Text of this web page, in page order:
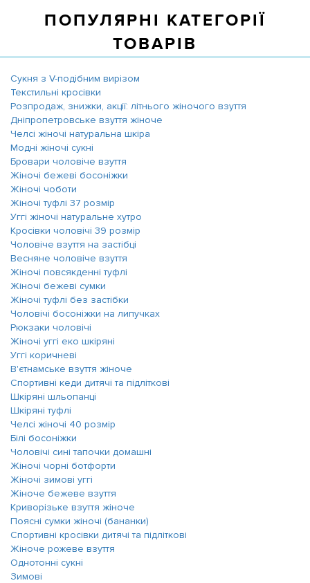
ПОПУЛЯРНІ КАТЕГОРІЇ
ТОВАРІВ
Сукня з V-подібним вирізом
Текстильні кросівки
Розпродаж, знижки, акції: літнього жіночого взуття
Дніпропетровське взуття жіноче
Челсі жіночі натуральна шкіра
Модні жіночі сукні
Бровари чоловіче взуття
Жіночі бежеві босоніжки
Жіночі чоботи
Жіночі туфлі 37 розмір
Уггі жіночі натуральне хутро
Кросівки чоловічі 39 розмір
Чоловіче взуття на застібці
Весняне чоловіче взуття
Жіночі повсякденні туфлі
Жіночі бежеві сумки
Жіночі туфлі без застібки
Чоловічі босоніжки на липучках
Рюкзаки чоловічі
Жіночі уггі еко шкіряні
Уггі коричневі
В'єтнамське взуття жіноче
Спортивні кеди дитячі та підліткові
Шкіряні шльопанці
Шкіряні туфлі
Челсі жіночі 40 розмір
Білі босоніжки
Чоловічі сині тапочки домашні
Жіночі чорні ботфорти
Жіночі зимові уггі
Жіноче бежеве взуття
Криворізьке взуття жіноче
Поясні сумки жіночі (бананки)
Спортивні кросівки дитячі та підліткові
Жіноче рожеве взуття
Однотонні сукні
Зимові